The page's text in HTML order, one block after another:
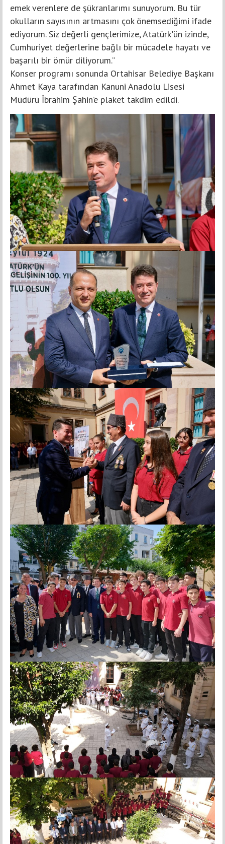
emek verenlere de şükranlarımı sunuyorum. Bu tür
okulların sayısının artmasını çok önemsediğimi ifade
ediyorum. Siz değerli gençlerimize, Atatürk'ün izinde,
Cumhuriyet değerlerine bağlı bir mücadele hayatı ve
başarılı bir ömür diliyorum.”
Konser programı sonunda Ortahisar Belediye Başkanı
Ahmet Kaya tarafından Kanuni Anadolu Lisesi
Müdürü İbrahim Şahin’e plaket takdim edildi.